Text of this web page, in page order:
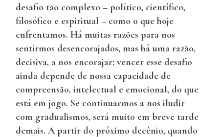
desafio tão complexo – político, científico,
filosófico e espiritual – como o que hoje
enfrentamos. Há muitas razões para nos
sentirmos desencorajados, mas há uma razão,
decisiva, a nos encorajar: vencer esse desafio
ainda depende de nossa capacidade de
compreensão, intelectual e emocional, do que
está em jogo. Se continuarmos a nos iludir
com gradualismos, será muito em breve tarde
demais. A partir do próximo decênio, quando